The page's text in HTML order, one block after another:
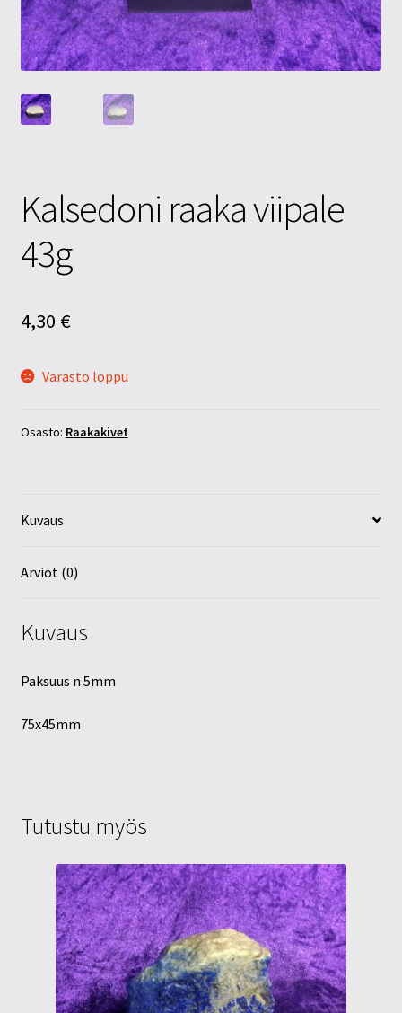
Tietosuojaseloste
Tuotteet
Yritysinfo
Kalsedoni raaka viipale
43g
4,30 €
Varasto loppu
Osasto: Raakakivet
Kuvaus
Arviot (0)
Kuvaus
Paksuus n 5mm
75x45mm
Tutustu myös